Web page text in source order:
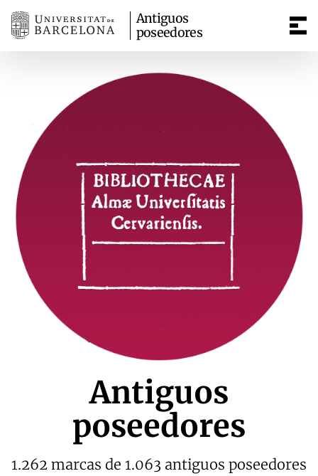
Antiguos
poseedores
Antiguos
poseedores
1.262 marcas de 1.063 antiguos poseedores